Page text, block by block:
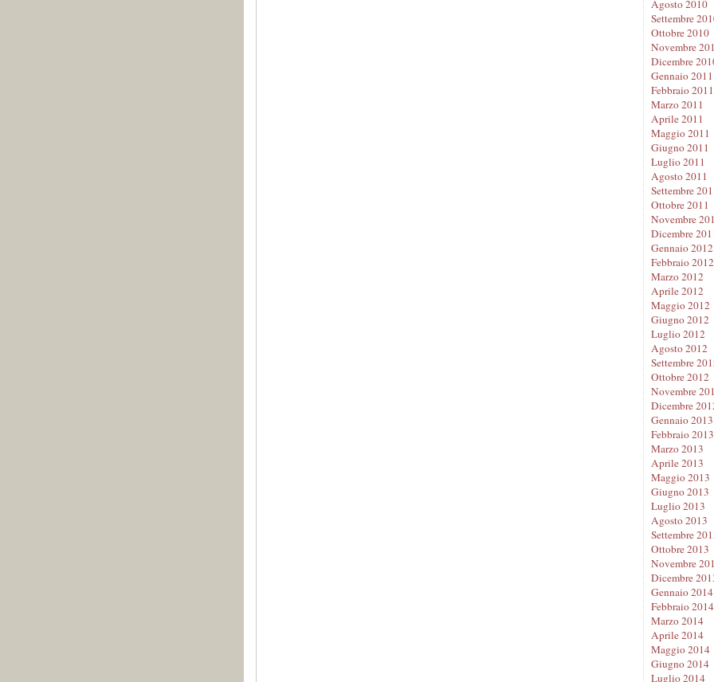
Agosto 2010
Settembre
Ottobre 2010
Novembre
Dicembre
Gennaio 2011
Febbraio 2011
Marzo 2011
Aprile 2011
Maggio 2011
Giugno 2011
Luglio 2011
Agosto 2011
Settembre
Ottobre 2011
Novembre
Dicembre
Gennaio 2012
Febbraio 2012
Marzo 2012
Aprile 2012
Maggio 2012
Giugno 2012
Luglio 2012
Agosto 2012
Settembre
Ottobre 2012
Novembre
Dicembre
Gennaio 2013
Febbraio 2013
Marzo 2013
Aprile 2013
Maggio 2013
Giugno 2013
Luglio 2013
Agosto 2013
Settembre
Ottobre 2013
Novembre
Dicembre
Gennaio 2014
Febbraio 2014
Marzo 2014
Aprile 2014
Maggio 2014
Giugno 2014
Luglio 2014